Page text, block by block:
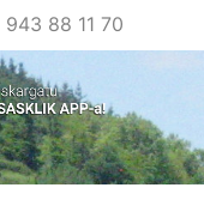
943 88 11 70